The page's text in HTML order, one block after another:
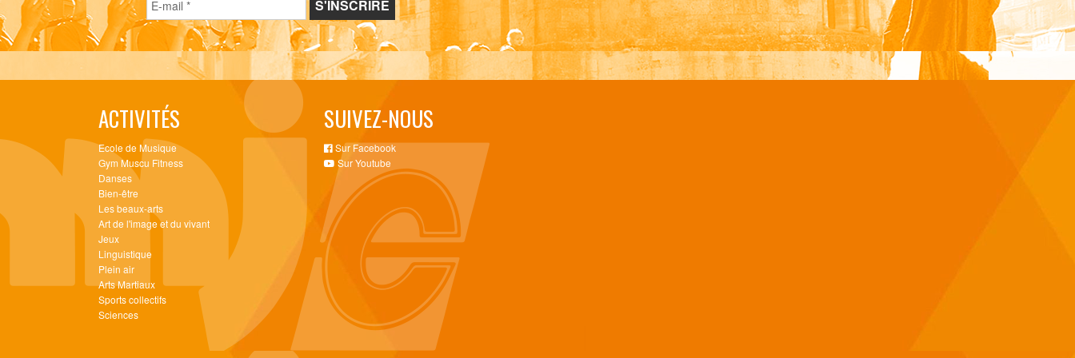
ACTIVITÉS
Ecole de Musique
Gym Muscu Fitness
Danses
Bien-être
Les beaux-arts
Art de l'image et du vivant
Jeux
Linguistique
Plein air
Arts Martiaux
Sports collectifs
Sciences
SUIVEZ-NOUS
Sur Facebook
Sur Youtube